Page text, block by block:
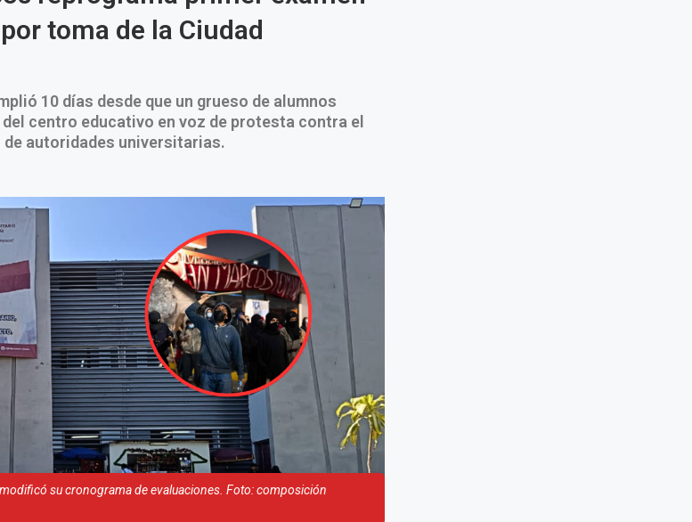
toma de la Ciudad
10 días desde que un grueso de alumnos
centro educativo en voz de protesta contra el
autoridades universitarias.
su cronograma de evaluaciones. Foto: composición